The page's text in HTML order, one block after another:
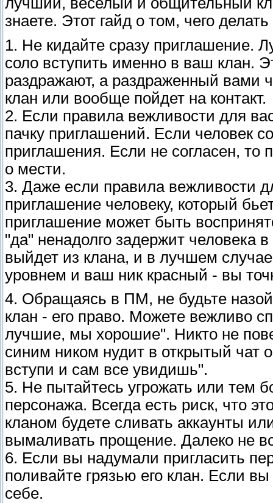
знаете. Этот гайд о том, чего
1. Не кидайте сразу приглашение.
соло вступить именно в ваш клан.
раздражают, а раздраженный вами
клан или вообще пойдет на контакт.
2. Если правила вежливости для
пачку приглашений. Если человек
приглашения. Если не согласен, то
о мести.
3. Даже если правила вежливости
приглашение человеку, который
приглашение может быть
"да" ненадолго задержит человека
выйдет из клана, и в лучшем
уровнем и ваш ник красный - вы
4. Обращаясь в ПМ, не будьте
клан - его право. Можете вежливо
лучшие, мы хорошие". Никто не
синим ником нудит в открытый чат
вступи и сам все увидишь".
5. Не пытайтесь угрожать или тем
персонажа. Всегда есть риск, что
кланом будете сливать аккаунты
вымаливать прощение. Далеко не
6. Если вы надумали пригласить
поливайте грязью его клан. Если
себе.